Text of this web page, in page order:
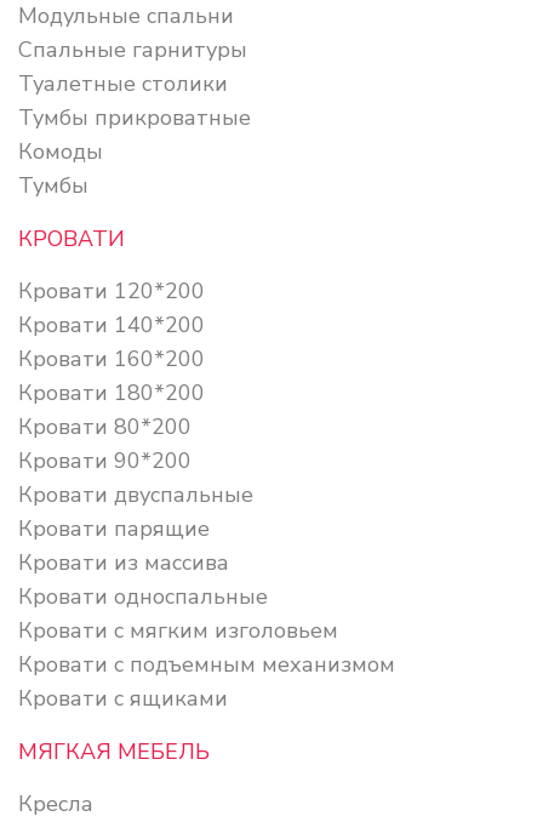
Модульные спальни
Спальные гарнитуры
Туалетные столики
Тумбы прикроватные
Комоды
Тумбы
КРОВАТИ
Кровати 120*200
Кровати 140*200
Кровати 160*200
Кровати 180*200
Кровати 80*200
Кровати 90*200
Кровати двуспальные
Кровати парящие
Кровати из массива
Кровати односпальные
Кровати с мягким изголовьем
Кровати с подъемным механизмом
Кровати с ящиками
МЯГКАЯ МЕБЕЛЬ
Кресла